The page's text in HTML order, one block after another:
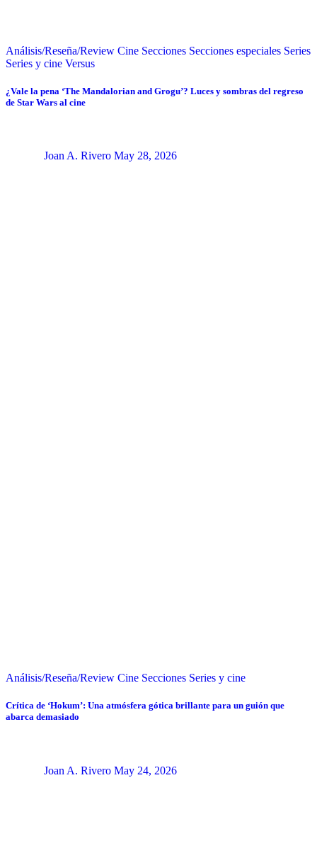
Análisis/Reseña/Review Cine Secciones Secciones especiales Series
Series y cine Versus
¿Vale la pena ‘The Mandalorian and Grogu’? Luces y sombras del regreso
de Star Wars al cine
Joan A. Rivero May 28, 2026
Análisis/Reseña/Review Cine Secciones Series y cine
Crítica de ‘Hokum’: Una atmósfera gótica brillante para un guión que
abarca demasiado
Joan A. Rivero May 24, 2026